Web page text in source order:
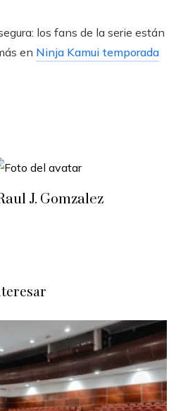
los fans de la serie están
en Ninja Kamui temporada
J. Gomzalez